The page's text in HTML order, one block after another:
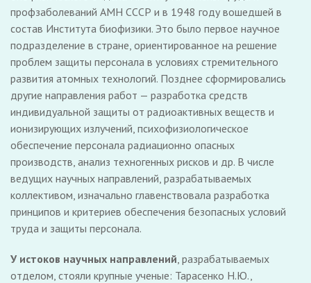
профзаболеваний АМН СССР и в 1948 году вошедшей в
состав Института биофизики. Это было первое научное
подразделение в стране, ориентированное на решение
проблем защиты персонала в условиях стремительного
развития атомных технологий. Позднее сформировались
другие направления работ — разработка средств
индивидуальной защиты от радиоактивных веществ и
ионизирующих излучений, психофизиологическое
обеспечение персонала радиационно опасных
производств, анализ техногенных рисков и др. В числе
ведущих научных направлений, разрабатываемых
коллективом, изначально главенствовала разработка
принципов и критериев обеспечения безопасных условий
труда и защиты персонала.
У истоков научных направлений, разрабатываемых
отделом, стояли крупные ученые: Тарасенко Н.Ю.,